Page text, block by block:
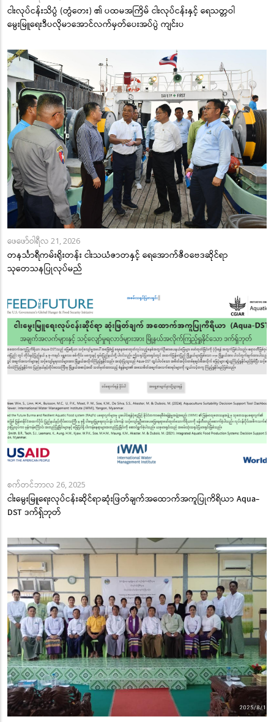
ငါးလုပ်ငန်းသိပ္ပံ (တွံတေး) ၏ ပထမအကြိမ် ငါးလုပ်ငန်းနှင့် ရေသတ္တဝါ
မွေးမြူရေးဒီပလိုမာအောင်လက်မှတ်ပေးအပ်ပွဲ ကျင်းပ
ဖေဖော်ဝါရီလ 21, 2026
တနင်္သာရီကမ်းရိုးတန်း ငါးသယံဇာတနှင့် ရေအောက်ဇီဝဗေဒဆိုင်ရာ
သုတေသနပြုလုပ်မည်
စက်တင်ဘာလ 26, 2025
ငါးမွေးမြူရေးလုပ်ငန်းဆိုင်ရာဆုံးဖြတ်ချက်အထောက်အကူပြုကိရိယာ Aqua-
DST ဒက်ရှ်ဘုတ်